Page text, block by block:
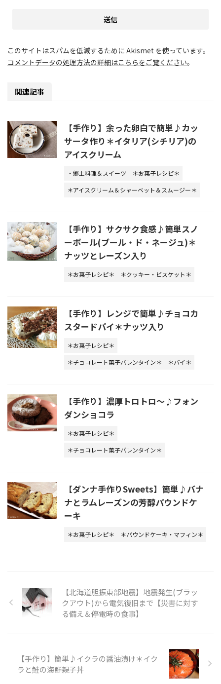
このサイトはスパムを低減するために Akismet を使っています。
コメントデータの処理方法の詳細はこちらをご覧ください。
関連記事
【手作り】余った卵白で簡単♪カッ
サータ作り＊イタリア(シチリア)の
アイスクリーム
・郷土料理＆スイーツ
＊お菓子レシピ＊
＊アイスクリーム＆シャーベット＆スムージー＊
【手作り】サクサク食感♪簡単スノ
ーボール(ブール・ド・ネージュ)＊
ナッツとレーズン入り
＊お菓子レシピ＊ ＊クッキー・ビスケット＊
【手作り】レンジで簡単♪チョコカ
スタードパイ＊ナッツ入り
＊お菓子レシピ＊
＊チョコレート菓子バレンタイン＊
＊パイ＊
【手作り】濃厚トロトロ～♪フォン
ダンショコラ
＊お菓子レシピ＊
＊チョコレート菓子バレンタイン＊
【ダンナ手作りSweets】簡単♪バナ
ナとラムレーズンの芳醇パウンドケ
ーキ
＊お菓子レシピ＊ ＊パウンドケーキ・マフィン＊
【北海道胆振東部地震】地震発生(ブラッ
クアウト)から電気復旧まで【災害に対す
る備え＆停電時の食事】
【手作り】簡単♪イクラの醤油漬け＊イク
ラと鮭の海鮮親子丼